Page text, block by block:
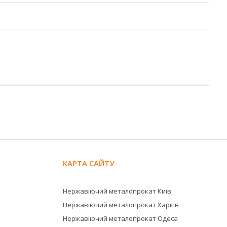
КАРТА САЙТУ
Нержавіючий металопрокат Київ
Нержавіючий металопрокат Харків
Нержавіючий металопрокат Одеса